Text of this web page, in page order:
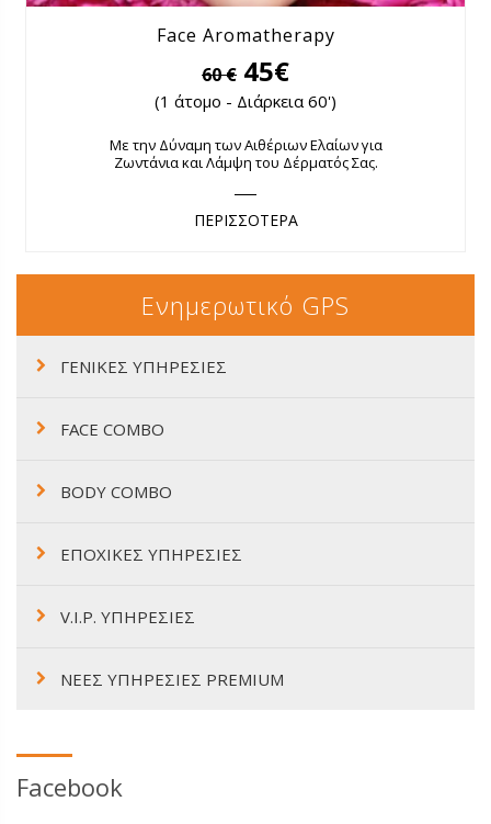
Face Aromatherapy
60 € 45€
(1 άτομο - Διάρκεια 60')
Με την Δύναμη των Αιθέριων Ελαίων για
Ζωντάνια και Λάμψη του Δέρματός Σας.
ΠΕΡΙΣΣΟΤΕΡΑ
Ενημερωτικό GPS
ΓΕΝΙΚΕΣ ΥΠΗΡΕΣΙΕΣ
FACE COMBO
BODY COMBO
ΕΠΟΧΙΚΕΣ ΥΠΗΡΕΣΙΕΣ
V.I.P. ΥΠΗΡΕΣΙΕΣ
ΝΕΕΣ ΥΠΗΡΕΣΙΕΣ PREMIUM
Facebook